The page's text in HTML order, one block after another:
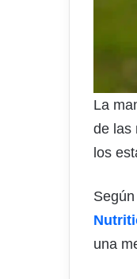
La
de las
los
una